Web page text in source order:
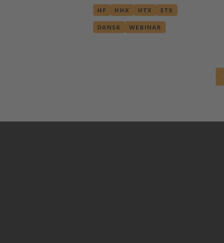
HF HHX HTX STX
DANSK WEBINAR